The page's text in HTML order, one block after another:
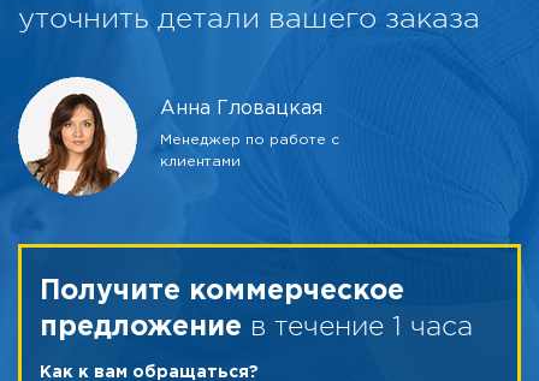
уточнить детали вашего заказа
Анна Гловацкая
Менеджер по работе с
клиентами
Получите коммерческое
предложение в течение 1 часа
Как к вам обращаться?